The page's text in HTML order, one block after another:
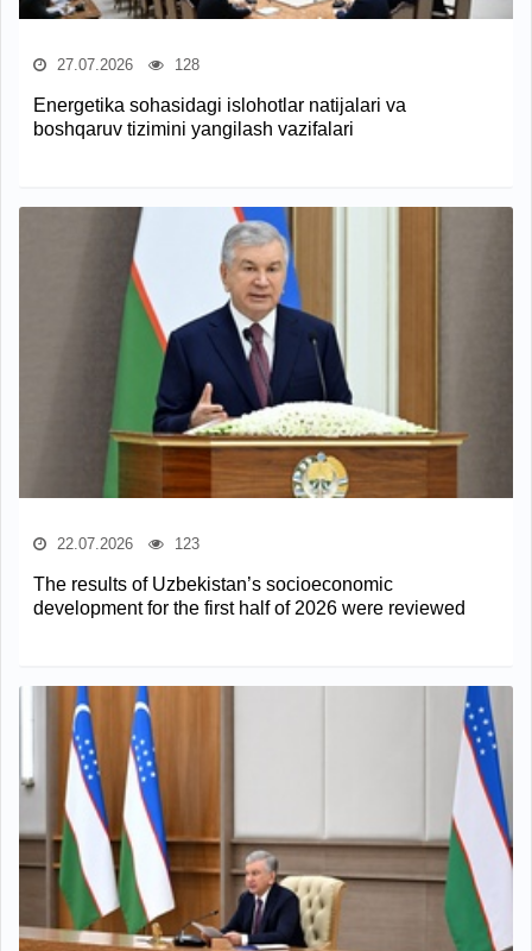
27.07.2026 128
Energetika sohasidagi islohotlar natijalari va
boshqaruv tizimini yangilash vazifalari
22.07.2026 123
The results of Uzbekistan’s socioeconomic
development for the first half of 2026 were reviewed